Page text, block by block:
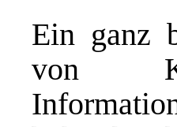
Ein ganz
von